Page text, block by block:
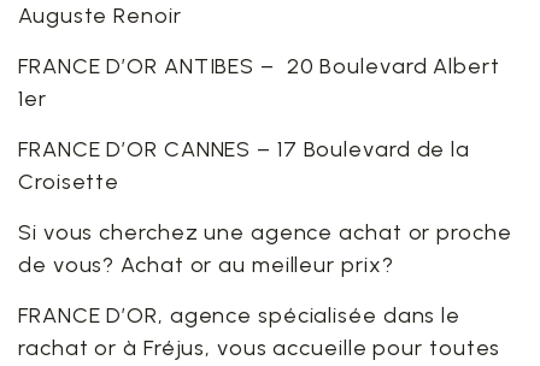
Auguste Renoir
FRANCE D’OR ANTIBES – 20 Boulevard Albert
1er
FRANCE D’OR CANNES – 17 Boulevard de la
Croisette
Si vous cherchez une agence achat or proche
de vous? Achat or au meilleur prix?
FRANCE D’OR, agence spécialisée dans le
rachat or à Fréjus, vous accueille pour toutes